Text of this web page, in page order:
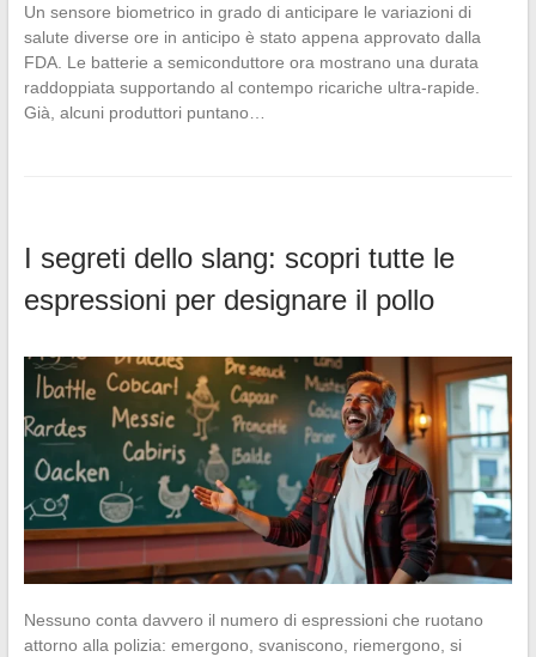
Un sensore biometrico in grado di anticipare le variazioni di
salute diverse ore in anticipo è stato appena approvato dalla
FDA. Le batterie a semiconduttore ora mostrano una durata
raddoppiata supportando al contempo ricariche ultra-rapide.
Già, alcuni produttori puntano…
I segreti dello slang: scopri tutte le
espressioni per designare il pollo
Nessuno conta davvero il numero di espressioni che ruotano
attorno alla polizia: emergono, svaniscono, riemergono, si